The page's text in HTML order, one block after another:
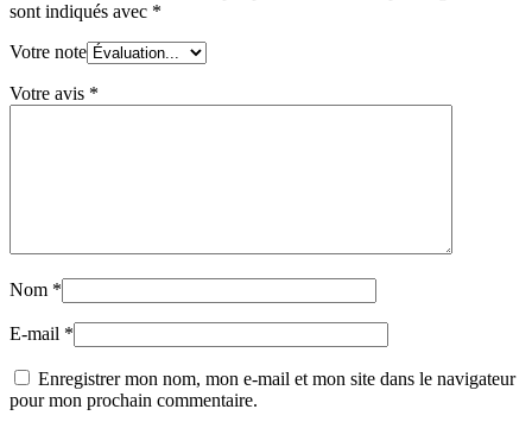
sont indiqués avec *
Votre note
Votre avis *
Nom *
E-mail *
Enregistrer mon nom, mon e-mail et mon site dans le navigateur
pour mon prochain commentaire.